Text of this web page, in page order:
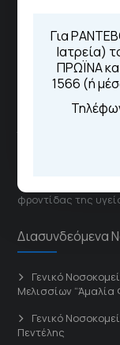
Για
Ιατρεία)
ΠΡΩΪΝΑ
1566 (ή
Το Σισμανόγλειο
ιδρύματα και
φροντίδας της
Διασυνδεόμενα
Γενικό
Μελισσίων “Άμαλία
Γενικό
Πεντέλης